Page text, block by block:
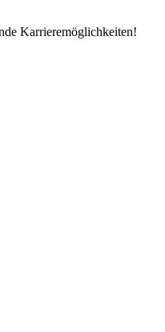
Karrieremöglichkeiten!